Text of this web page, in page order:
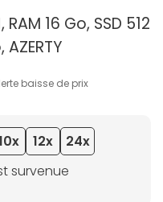
16 Go, SSD 512
baisse de prix
12x
24x
survenue